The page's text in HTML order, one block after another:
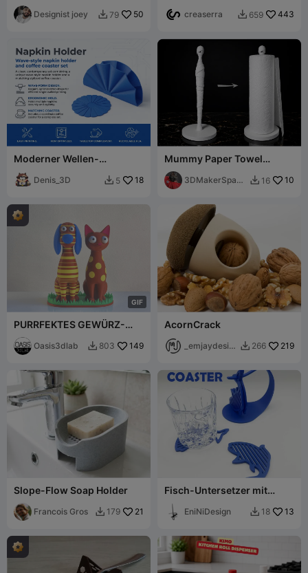
Designist joey  79 50 creaserra  659 443
Moderner Wellen-
passendes Untersetzer-Set
Denis_3D  5 18
Mummy Paper Towel
Holder - Spooooooky
3DMakerSpace
 16 10
GIF
PURRFEKTES GEWÜRZ-
DUO Hund Salz & Katze
Pfeffer Set
Oasis3dlab  803 149
AcornCrack
_emjaydesig
 266 219
Slope-Flow Soap Holder
Francois Gros  179 21
Fisch-Untersetzer mit
Halterung
EniNiDesign  18 13